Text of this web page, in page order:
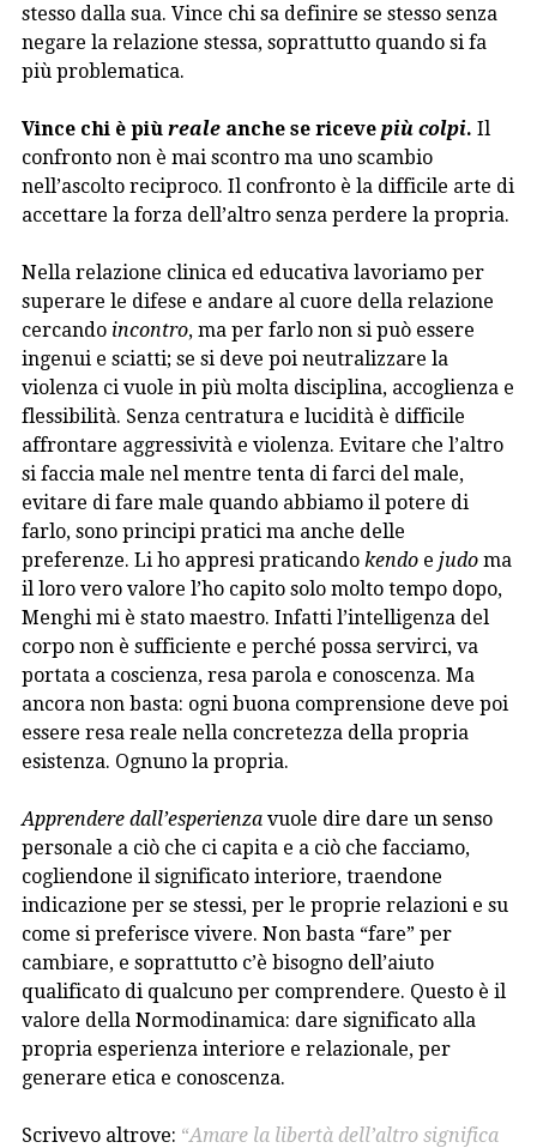
stesso dalla sua. Vince chi sa definire se stesso senza
negare la relazione stessa, soprattutto quando si fa
più problematica.
Vince chi è più reale anche se riceve più colpi. Il
confronto non è mai scontro ma uno scambio
nell’ascolto reciproco. Il confronto è la difficile arte di
accettare la forza dell’altro senza perdere la propria.
Nella relazione clinica ed educativa lavoriamo per
superare le difese e andare al cuore della relazione
cercando incontro, ma per farlo non si può essere
ingenui e sciatti; se si deve poi neutralizzare la
violenza ci vuole in più molta disciplina, accoglienza e
flessibilità. Senza centratura e lucidità è difficile
affrontare aggressività e violenza. Evitare che l’altro
si faccia male nel mentre tenta di farci del male,
evitare di fare male quando abbiamo il potere di
farlo, sono principi pratici ma anche delle
preferenze. Li ho appresi praticando kendo e judo ma
il loro vero valore l’ho capito solo molto tempo dopo,
Menghi mi è stato maestro. Infatti l’intelligenza del
corpo non è sufficiente e perché possa servirci, va
portata a coscienza, resa parola e conoscenza. Ma
ancora non basta: ogni buona comprensione deve poi
essere resa reale nella concretezza della propria
esistenza. Ognuno la propria.
Apprendere dall’esperienza vuole dire dare un senso
personale a ciò che ci capita e a ciò che facciamo,
cogliendone il significato interiore, traendone
indicazione per se stessi, per le proprie relazioni e su
come si preferisce vivere. Non basta “fare” per
cambiare, e soprattutto c’è bisogno dell’aiuto
qualificato di qualcuno per comprendere. Questo è il
valore della Normodinamica: dare significato alla
propria esperienza interiore e relazionale, per
generare etica e conoscenza.
Scrivevo altrove: “Amare la libertà dell’altro significa